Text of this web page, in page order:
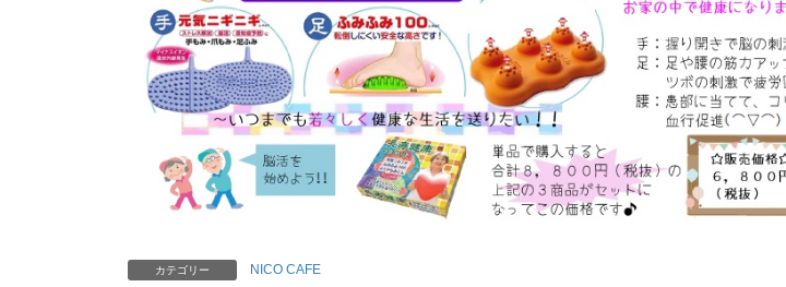
カテゴリー NICO CAFE